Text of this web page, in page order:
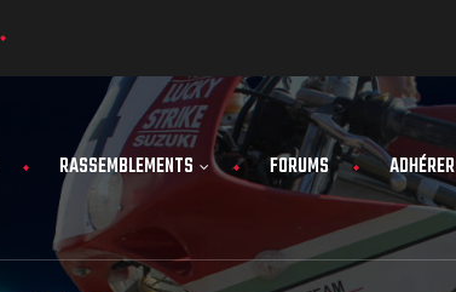
RASSEMBLEMENTS FORUMS ADHÉRER